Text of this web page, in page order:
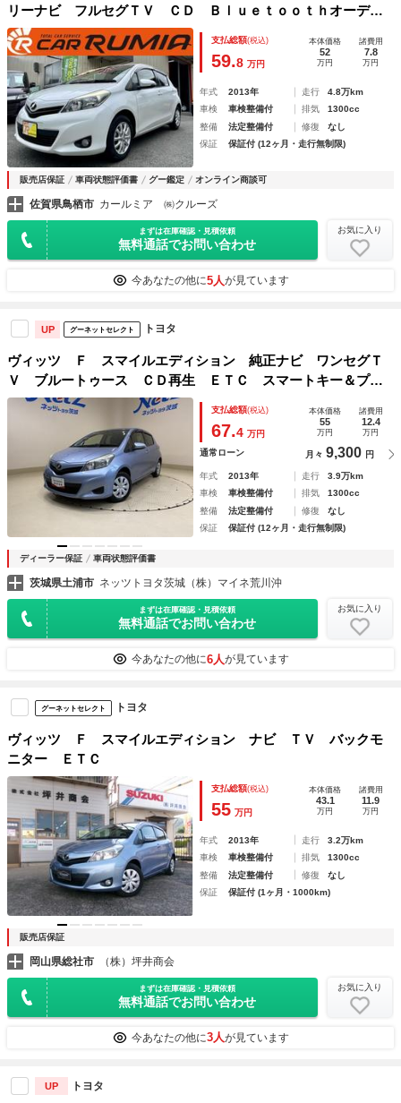
リーナビ フルセグＴＶ ＣＤ Ｂｌｕｅｔｏｏｔｈオーディ
オ ＥＴＣ 社外アルミ キーレスエントリー スマートキ
ー 盗難防止システム 安全衝突ボディ
支払総額(税込)
59.8 万円
本体価格
52
万円
諸費用
7.8
万円
年式 2013年 走行
4.8万km
車検
車検整備付 排気
1300cc
整備
法定整備付 修復
なし
保証
保証付 (12ヶ月・走行無制限)
販売店保証 車両状態評価書 グー鑑定 オンライン商談可
佐賀県鳥栖市 カールミア ㈱クルーズ
まずは在庫確認・見積依頼
無料通話でお問い合わせ
お気に入り
今あなたの他に5人が見ています
UP グーネットセレクト トヨタ
ヴィッツ Ｆ スマイルエディション 純正ナビ ワンセグＴ
Ｖ ブルートゥース ＣＤ再生 ＥＴＣ スマートキー＆プッ
シュスタート オートエアコン パワーステアリング パワー
ウインドウ デュアルエアバッグ ロングラン保証
支払総額(税込)
67.4 万円
本体価格
55
万円
諸費用
12.4
万円
通常ローン 月々 9,300 円
年式 2013年 走行
3.9万km
車検
車検整備付 排気
1300cc
整備
法定整備付 修復
なし
保証
保証付 (12ヶ月・走行無制限)
ディーラー保証 車両状態評価書
茨城県土浦市 ネッツトヨタ茨城（株）マイネ荒川沖
まずは在庫確認・見積依頼
無料通話でお問い合わせ
お気に入り
今あなたの他に6人が見ています
グーネットセレクト トヨタ
ヴィッツ Ｆ スマイルエディション ナビ ＴＶ バックモ
ニター ＥＴＣ
支払総額(税込)
55 万円
本体価格
43.1
万円
諸費用
11.9
万円
年式 2013年 走行
3.2万km
車検
車検整備付 排気
1300cc
整備
法定整備付 修復
なし
保証
保証付 (1ヶ月・1000km)
販売店保証
岡山県総社市 （株）坪井商会
まずは在庫確認・見積依頼
無料通話でお問い合わせ
お気に入り
今あなたの他に3人が見ています
UP トヨタ